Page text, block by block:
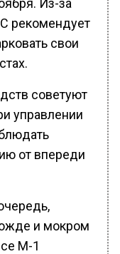
Из-за
рекомендует
свои
советуют
управлении
от впереди
и мокром
М-1